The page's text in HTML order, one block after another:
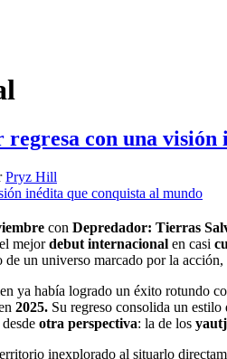
con una
Pryz Hill
con Depredador: Tierras
mejordebut internacional en casi
un universo marcado por la acción,
ya había logrado un éxito rotundo
2025. Su regreso consolida un estilo
otra perspectiva: la de los
inexplorado al situarlo